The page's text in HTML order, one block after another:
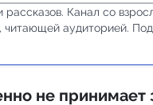
каналов в
Канал со
читающей аудиторией.
не принимает